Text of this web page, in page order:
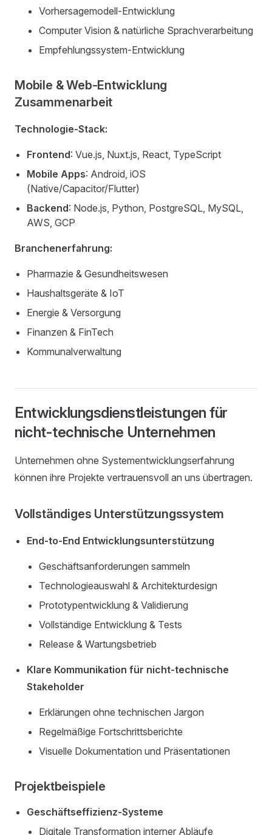
Vorhersagemodell-Entwicklung
Computer Vision & natürliche Sprachverarbeitung
Empfehlungssystem-Entwicklung
Mobile & Web-Entwicklung
Zusammenarbeit
Technologie-Stack:
Frontend: Vue.js, Nuxt.js, React, TypeScript
Mobile Apps: Android, iOS
(Native/Capacitor/Flutter)
Backend: Node.js, Python, PostgreSQL, MySQL,
AWS, GCP
Branchenerfahrung:
Pharmazie & Gesundheitswesen
Haushaltsgeräte & IoT
Energie & Versorgung
Finanzen & FinTech
Kommunalverwaltung
Entwicklungsdienstleistungen für
nicht-technische Unternehmen
Unternehmen ohne Systementwicklungserfahrung
können ihre Projekte vertrauensvoll an uns übertragen.
Vollständiges Unterstützungssystem
End-to-End Entwicklungsunterstützung
Geschäftsanforderungen sammeln
Technologieauswahl & Architekturdesign
Prototypentwicklung & Validierung
Vollständige Entwicklung & Tests
Release & Wartungsbetrieb
Klare Kommunikation für nicht-technische
Stakeholder
Erklärungen ohne technischen Jargon
Regelmäßige Fortschrittsberichte
Visuelle Dokumentation und Präsentationen
Projektbeispiele
Geschäftseffizienz-Systeme
Digitale Transformation interner Abläufe